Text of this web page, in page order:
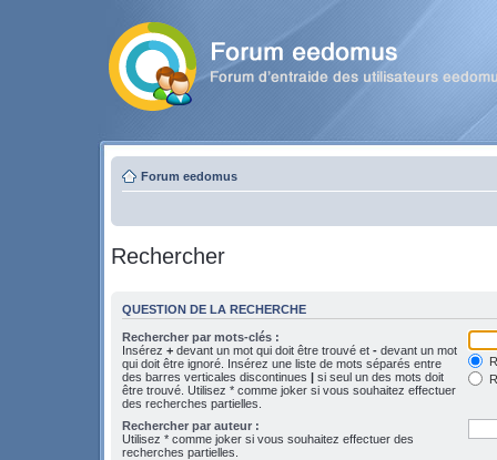
Forum eedomus
Rechercher
QUESTION DE LA RECHERCHE
Rechercher par mots-clés :
Insérez + devant un mot qui doit être trouvé et - devant un mot
qui doit être ignoré. Insérez une liste de mots séparés entre
des barres verticales discontinues | si seul un des mots doit
être trouvé. Utilisez * comme joker si vous souhaitez effectuer
des recherches partielles.
Rechercher par auteur :
Utilisez * comme joker si vous souhaitez effectuer des
recherches partielles.